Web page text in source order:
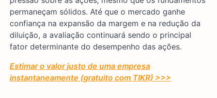
permaneçam sólidos. Até que o mercado ganhe
confiança na expansão da margem e na redução da
diluição, a avaliação continuará sendo o principal
fator determinante do desempenho das ações.
Estimar o valor justo de uma empresa
instantaneamente (gratuito com TIKR) >>>